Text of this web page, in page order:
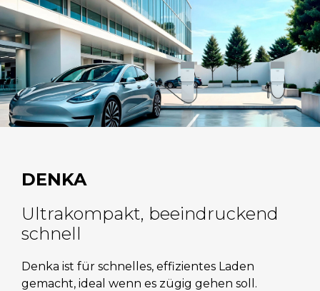
DENKA
Ultrakompakt, beeindruckend
schnell
Denka ist für schnelles, effizientes Laden
gemacht, ideal wenn es zügig gehen soll.